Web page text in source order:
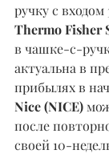
ручку с входом
Thermo Fisher
в чашке-с-
актуальна в
прибылях в
Nice (NICE)
после
своей 10-